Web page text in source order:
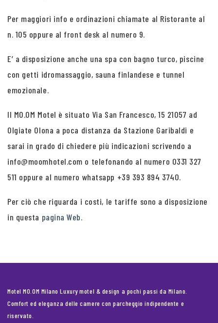
Per maggiori info e ordinazioni chiamate al Ristorante al
n. 105 oppure al front desk al numero 9.
E’ a disposizione anche una spa con bagno turco, piscine
con getti idromassaggio, sauna finlandese e tunnel
emozionale.
Il MO.OM Motel è situato Via San Francesco, 15 21057 ad
Olgiate Olona a poca distanza da Stazione Garibaldi e
sarai in grado di chiedere più indicazioni scrivendo a
info@moomhotel.com o telefonando al numero 0331 327
511 oppure al numero whatsapp +39 393 894 3740.
Per ciò che riguarda i costi, le tariffe sono a disposizione
in questa pagina Web.
Motel MO.OM Milano Luxury motel & design a pochi passi da Milano.
Comfort ed eleganza delle camere con parcheggio indipendente e
riservato.